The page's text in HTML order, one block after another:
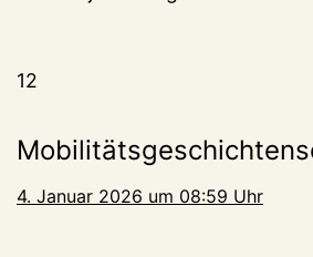
12
4. Januar 2026 um 08:59 Uhr